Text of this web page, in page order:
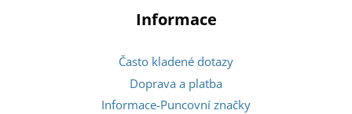
Informace
Často kladené dotazy
Doprava a platba
Informace-Puncovní značky